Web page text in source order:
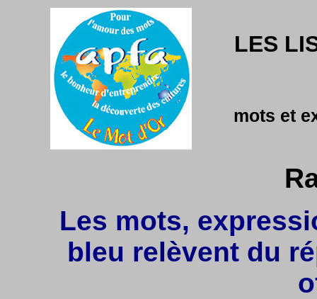
LES
mots et
Les mots,
bleu relèvent du